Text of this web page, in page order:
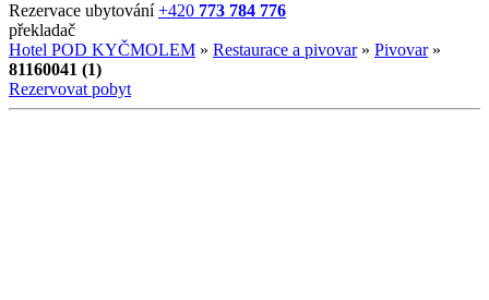
Rezervace ubytování+420 773 784 776
překladač
Hotel POD KYČMOLEM » Restaurace a pivovar» Pivovar»
81160041 (1)
Rezervovat pobyt